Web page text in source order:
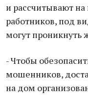
и рассчитывают
работников, под
могут проникнуть
- Чтобы
мошенников,
на дом